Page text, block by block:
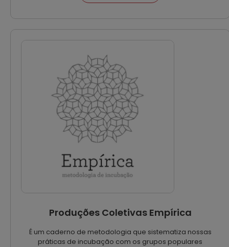
Produções Coletivas Empírica
É um caderno de metodologia que sistematiza nossas
práticas de incubação com os grupos populares